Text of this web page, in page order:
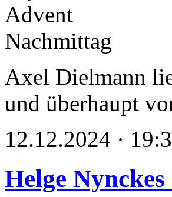
Axel Dielmann
und überhaupt
12.12.2024 ·
Helge